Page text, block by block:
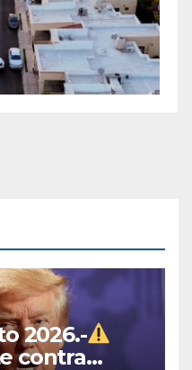
2026.-
contra